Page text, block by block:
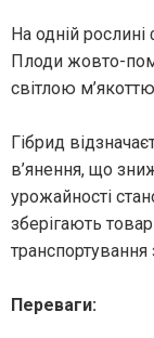
На одній
Плоди жовто-
світлою
Гібрид
в’янення, що
урожайності
зберігають
Переваги: